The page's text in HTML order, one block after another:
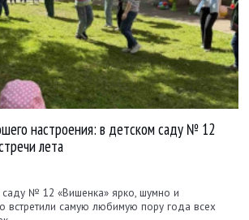
настроения: в детском саду № 12
лета
саду № 12 «Вишенка» ярко, шумно и
встретили самую любимую пору года всех